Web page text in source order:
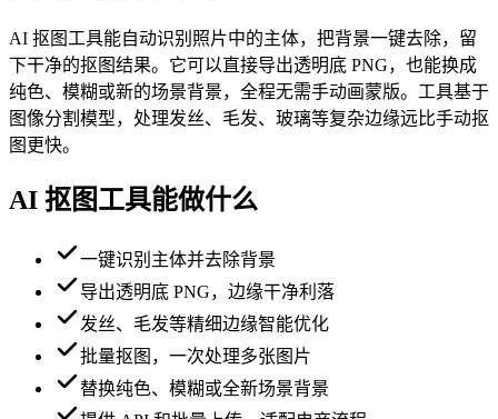
AI 抠图工具能自动识别照片中的主体，把背景一键去除，留
下干净的抠图结果。它可以直接导出透明底 PNG，也能换成
纯色、模糊或新的场景背景，全程无需手动画蒙版。工具基于
图像分割模型，处理发丝、毛发、玻璃等复杂边缘远比手动抠
图更快。
AI 抠图工具能做什么
一键识别主体并去除背景
导出透明底 PNG，边缘干净利落
发丝、毛发等精细边缘智能优化
批量抠图，一次处理多张图片
替换纯色、模糊或全新场景背景